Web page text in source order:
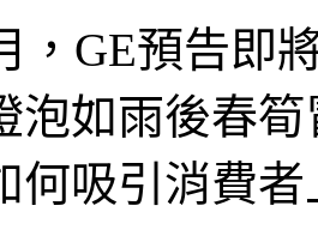
，GE預告即
泡如雨後春
何吸引消費者